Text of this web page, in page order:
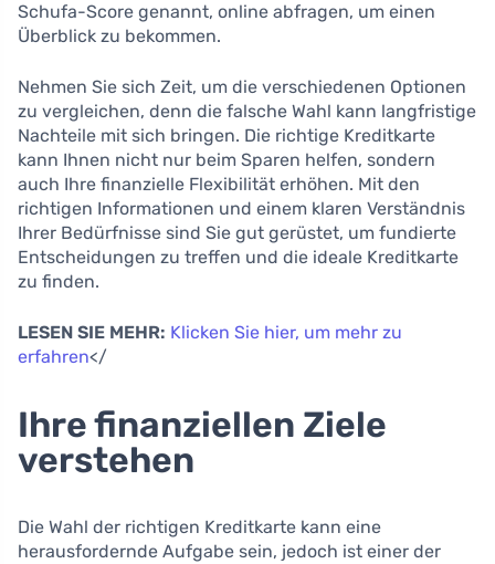
Schufa-Score genannt, online abfragen, um einen
Überblick zu bekommen.
Nehmen Sie sich Zeit, um die verschiedenen Optionen
zu vergleichen, denn die falsche Wahl kann langfristige
Nachteile mit sich bringen. Die richtige Kreditkarte
kann Ihnen nicht nur beim Sparen helfen, sondern
auch Ihre finanzielle Flexibilität erhöhen. Mit den
richtigen Informationen und einem klaren Verständnis
Ihrer Bedürfnisse sind Sie gut gerüstet, um fundierte
Entscheidungen zu treffen und die ideale Kreditkarte
zu finden.
LESEN SIE MEHR: Klicken Sie hier, um mehr zu
erfahren</
Ihre finanziellen Ziele
verstehen
Die Wahl der richtigen Kreditkarte kann eine
herausfordernde Aufgabe sein, jedoch ist einer der